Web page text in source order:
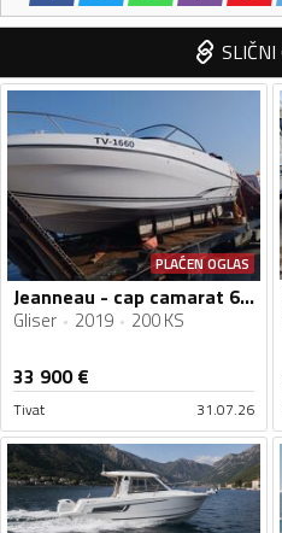
SLIČNI
PLAĆEN OGLAS
Jeanneau - cap camarat 6.5 BR
Gliser 2019 200 KS
33 900€
Tivat 31.07.26